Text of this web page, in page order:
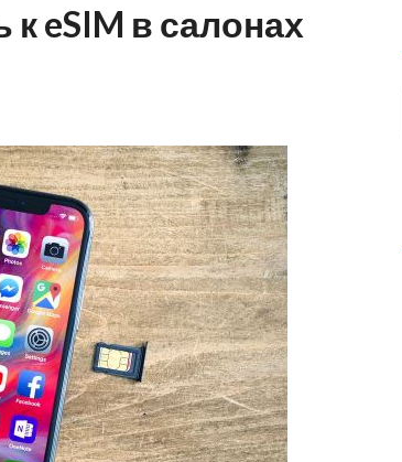
eSIM в салонах